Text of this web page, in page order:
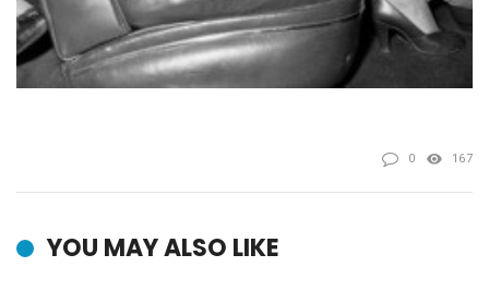
0 167
YOU MAY ALSO LIKE